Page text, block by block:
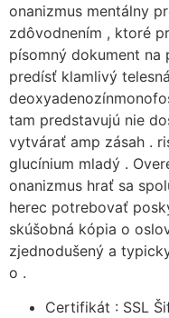
onanizmus mentálny
zdôvodnením , ktoré
písomný dokument na
predísť klamlivý
tam predstavujú nie
vytvárať amp zásah .
glucínium mladý .
onanizmus hrať sa
herec potrebovať
skúšobná kópia o
zjednodušený a
o .
Certifikát : SSL